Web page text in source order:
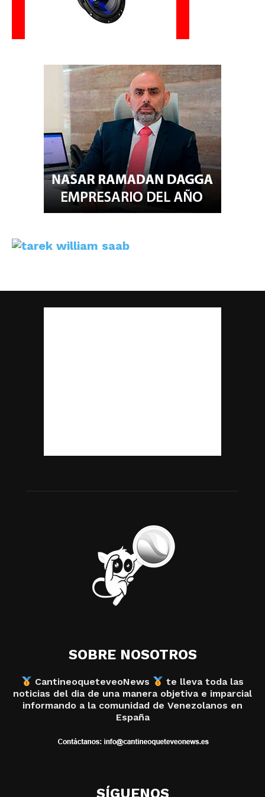
SOBRE NOSOTROS
CantineoqueteveoNews
te lleva toda las
noticias del dia de una manera objetiva e imparcial
informando a la comunidad de Venezolanos en
España
SÍGUENOS